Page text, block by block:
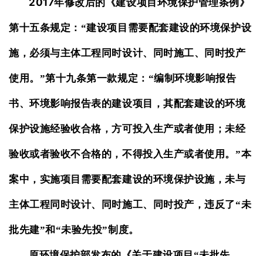
年修改后的《建设项目环境保护管理条例》
第十五条规定：“建设项目需要配套建设的环境保护设
施，必须与主体工程同时设计、同时施工、同时投产
使用。”第十九条第一款规定：“编制环境影响报告
书、环境影响报告表的建设项目，其配套建设的环境
保护设施经验收合格，方可投入生产或者使用；未经
验收或者验收不合格的，不得投入生产或者使用。”本
案中，实施项目需要配套建设的环境保护设施，未与
主体工程同时设计、同时施工、同时投产，违反了“未
批先建”和“未验先投”制度。